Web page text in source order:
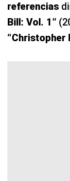
referencias
Bill: Vol. 1”
“Christopher